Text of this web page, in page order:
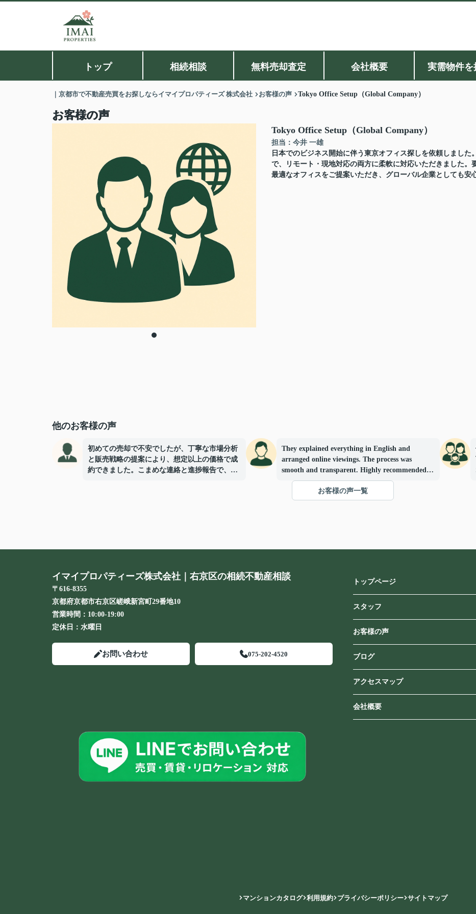
トップ 相続相談 無料売却査定 会社概要 実需物件を
｜京都市で不動産売買をお探しならイマイプロパティーズ 株式会社 お客様の声 Tokyo Office Setup（Global Company）
お客様の声
Tokyo Office Setup（Global Company）
担当：今井 一雄
日本でのビジネス開始に伴う東京オフィス探しを依頼しまし
で、リモート・現地対応の両方に柔軟に対応いただきました
最適なオフィスをご提案いただき、グローバル企業としても安
他のお客様の声
初めての売却で不安でしたが、丁寧な市場分析
と販売戦略の提案により、想定以上の価格で成
約できました。こまめな連絡と進捗報告で、最
They explained everything in English and
arranged online viewings. The process was
smooth and transparent. Highly recommended
for foreign buyers.
お客様の声一覧
イマイプロパティーズ株式会社｜右京区の相続不動産相談
〒616-8355
京都府京都市右京区嵯峨新宮町29番地10
営業時間： 10:00-19:00
定休日： 水曜日
お問い合わせ 075-202-4520
トップページ
スタッフ
お客様の声
ブログ
アクセスマップ
会社概要
マンションカタログ 利用規約 プライバシーポリシー サイトマップ